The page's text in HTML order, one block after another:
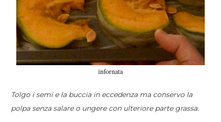
infornata
Tolgo i semi e la buccia in eccedenza ma conservo la
polpa senza salare o ungere con ulteriore parte grassa.